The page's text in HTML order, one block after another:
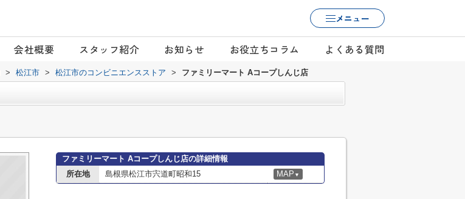
メニュー
会社概要 スタッフ紹介 お知らせ お役立ちコラム よくある質問
> 松江市 > 松江市のコンビニエンスストア > ファミリーマート Aコープしんじ店
ファミリーマート Aコープしんじ店の詳細情報
所在地
島根県松江市宍道町昭和15 MAP ▼